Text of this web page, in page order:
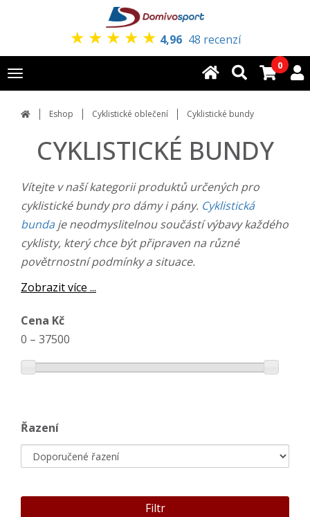
★ ★ ★ ★ ★ 4,96 48 recenzí
Toggle
navigation
0
Eshop Cyklistické oblečení Cyklistické bundy
CYKLISTICKÉ BUNDY
Vítejte v naší kategorii produktů určených pro
cyklistické bundy pro dámy i pány. Cyklistická
bundaje neodmyslitelnou součástí výbavy každého
cyklisty, který chce být připraven na různé
povětrnostní podmínky a situace.
Zobrazit více ...
Cena Kč
0 – 37500
Řazení
Filtr